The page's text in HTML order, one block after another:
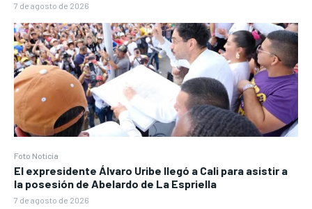
7 de agosto de 2026
Foto Noticia
El expresidente Álvaro Uribe llegó a Cali para asistir a
la posesión de Abelardo de La Espriella
7 de agosto de 2026